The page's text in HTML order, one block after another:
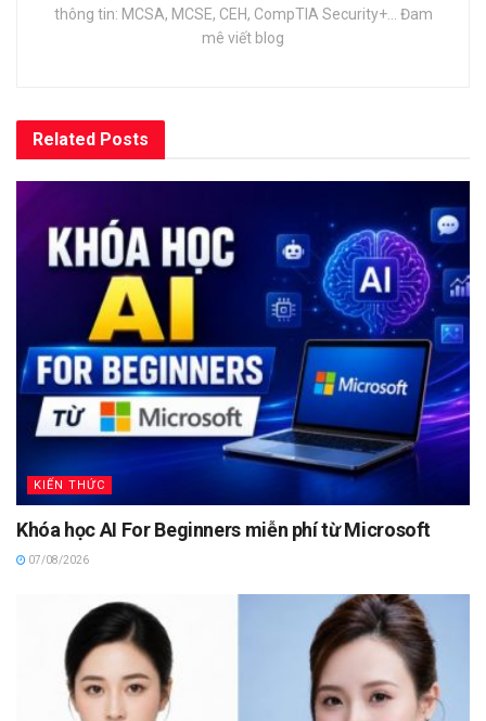
thông tin: MCSA, MCSE, CEH, CompTIA Security+... Đam
mê viết blog
Related Posts
KIẾN THỨC
Khóa học AI For Beginners miễn phí từ Microsoft
07/08/2026